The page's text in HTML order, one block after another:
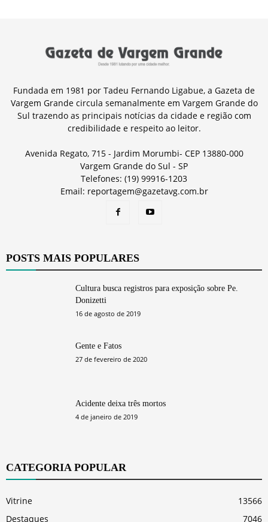
Fundada em 1981 por Tadeu Fernando Ligabue, a Gazeta de
Vargem Grande circula semanalmente em Vargem Grande do
Sul trazendo as principais notícias da cidade e região com
credibilidade e respeito ao leitor.
Avenida Regato, 715 - Jardim Morumbi- CEP 13880-000
Vargem Grande do Sul - SP
Telefones: (19) 99916-1203
Email: reportagem@gazetavg.com.br
POSTS MAIS POPULARES
Cultura busca registros para exposição sobre Pe.
Donizetti
16 de agosto de 2019
Gente e Fatos
27 de fevereiro de 2020
Acidente deixa três mortos
4 de janeiro de 2019
CATEGORIA POPULAR
Vitrine
13566
Destaques
7046